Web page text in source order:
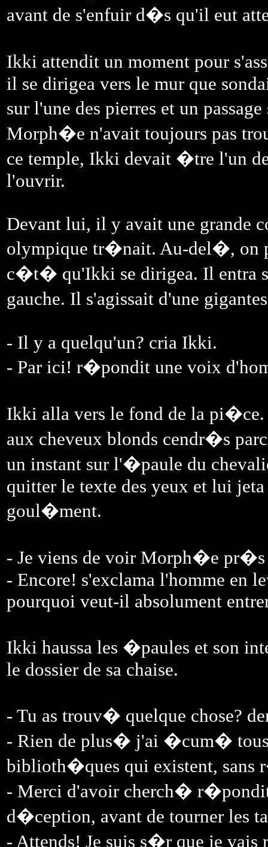
avant de s'enfuir d�s qu'il eut
Ikki attendit un moment pour
il se dirigea vers le mur que
sur l'une des pierres et un
Morph�e n'avait toujours pas
ce temple, Ikki devait �tre l'un
l'ouvrir.
Devant lui, il y avait une grande
olympique tr�nait. Au-del�, on
c�t� qu'Ikki se dirigea. Il entra
gauche. Il s'agissait d'une
- Il y a quelqu'un? cria Ikki.
- Par ici! r�pondit une voix
Ikki alla vers le fond de la
aux cheveux blonds cendr�s
un instant sur l'�paule du
quitter le texte des yeux et lui
goul�ment.
- Je viens de voir Morph�e pr�s
- Encore! s'exclama l'homme en
pourquoi veut-il absolument
Ikki haussa les �paules et son
le dossier de sa chaise.
- Tu as trouv� quelque chose?
- Rien de plus� j'ai �cum� tous
biblioth�ques qui existent, sans
- Merci d'avoir cherch�
d�ception, avant de tourner les
- Attends! Je suis s�r que je